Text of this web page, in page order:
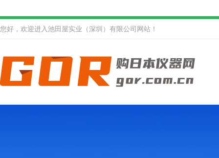
您好，欢迎进入池田屋实业（深圳）有限公司网站！